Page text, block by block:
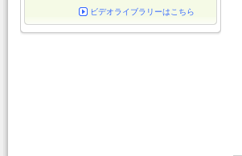
ビデオライブラリーはこちら